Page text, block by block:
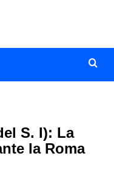
S. I): La
la Roma